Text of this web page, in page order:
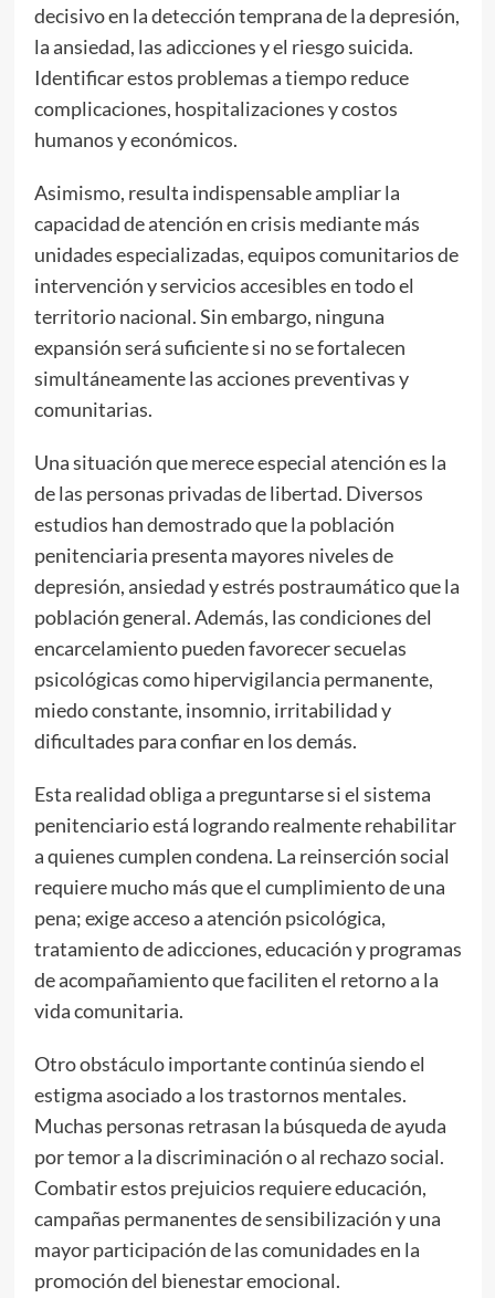
decisivo en la detección temprana de la depresión,
la ansiedad, las adicciones y el riesgo suicida.
Identificar estos problemas a tiempo reduce
complicaciones, hospitalizaciones y costos
humanos y económicos.
Asimismo, resulta indispensable ampliar la
capacidad de atención en crisis mediante más
unidades especializadas, equipos comunitarios de
intervención y servicios accesibles en todo el
territorio nacional. Sin embargo, ninguna
expansión será suficiente si no se fortalecen
simultáneamente las acciones preventivas y
comunitarias.
Una situación que merece especial atención es la
de las personas privadas de libertad. Diversos
estudios han demostrado que la población
penitenciaria presenta mayores niveles de
depresión, ansiedad y estrés postraumático que la
población general. Además, las condiciones del
encarcelamiento pueden favorecer secuelas
psicológicas como hipervigilancia permanente,
miedo constante, insomnio, irritabilidad y
dificultades para confiar en los demás.
Esta realidad obliga a preguntarse si el sistema
penitenciario está logrando realmente rehabilitar
a quienes cumplen condena. La reinserción social
requiere mucho más que el cumplimiento de una
pena; exige acceso a atención psicológica,
tratamiento de adicciones, educación y programas
de acompañamiento que faciliten el retorno a la
vida comunitaria.
Otro obstáculo importante continúa siendo el
estigma asociado a los trastornos mentales.
Muchas personas retrasan la búsqueda de ayuda
por temor a la discriminación o al rechazo social.
Combatir estos prejuicios requiere educación,
campañas permanentes de sensibilización y una
mayor participación de las comunidades en la
promoción del bienestar emocional.